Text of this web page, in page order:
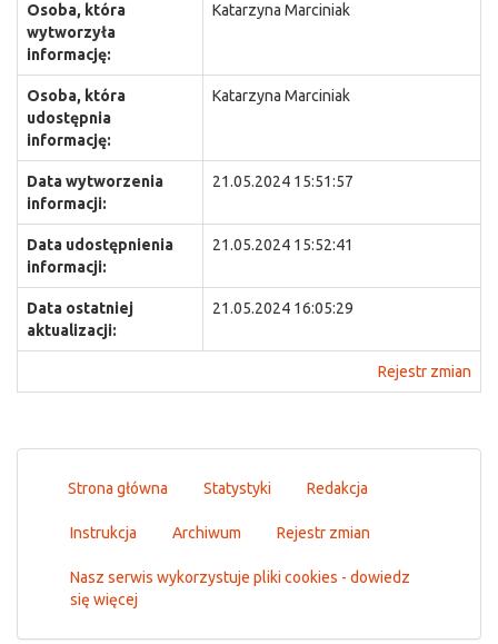
Osoba, która
wytworzyła
informację:
Katarzyna Marciniak
Osoba, która
udostępnia
informację:
Katarzyna Marciniak
Data wytworzenia
informacji:
21.05.2024 15:51:57
Data udostępnienia
informacji:
21.05.2024 15:52:41
Data ostatniej
aktualizacji:
21.05.2024 16:05:29
Rejestr zmian
Strona główna Statystyki Redakcja
Instrukcja Archiwum Rejestr zmian
Nasz serwis wykorzystuje pliki cookies - dowiedz
się więcej